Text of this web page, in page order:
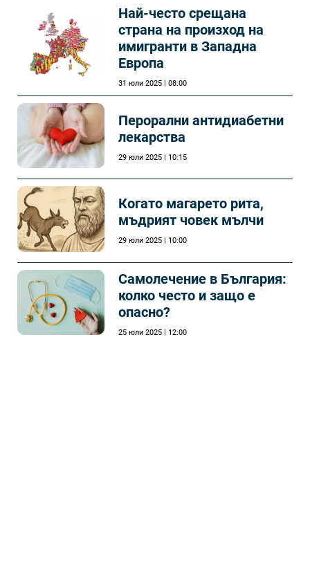
Най-често срещана
страна на произход на
имигранти в Западна
Европа
31 юли 2025 | 08:00
Перорални антидиабетни
лекарства
29 юли 2025 | 10:15
Когато магарето рита,
мъдрият човек мълчи
29 юли 2025 | 10:00
Самолечeние в България:
колко често и защо е
опасно?
25 юли 2025 | 12:00